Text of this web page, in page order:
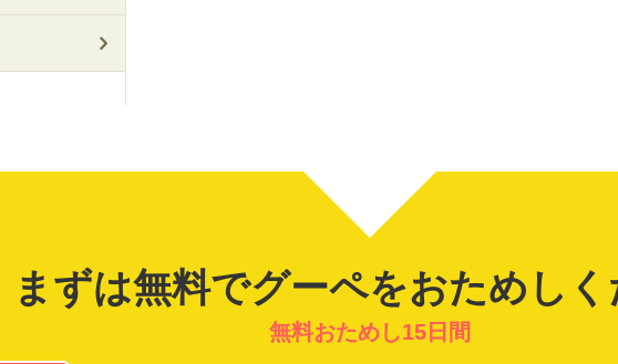
まずは無料でグーペをおためし
無料おためし15日間